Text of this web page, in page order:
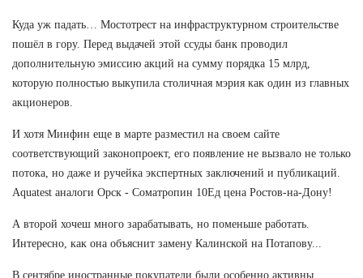
Куда уж падать… Мостотрест на инфраструктурном строительстве
пошёл в гору. Перед выдачей этой ссуды банк проводил
дополнительную эмиссию акций на сумму порядка 15 млрд,
которую полностью выкупила столичная мэрия как один из главных
акционеров.
И хотя Минфин еще в марте разместил на своем сайте
соответствующий законопроект, его появление не вызвало не только
потока, но даже и ручейка экспертных заключений и публикаций.
Aquatest аналоги Орск - Cоматропин 10Ед цена Ростов-на-Дону!
А второй хочеш много зарабатывать, но поменьше работать.
Интересно, как она объяснит замену Калинской на Потапову...
В сентябре иностранные покупатели были особенно активны.